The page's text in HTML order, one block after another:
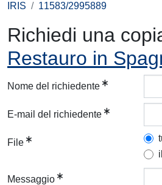
IRIS 11583/2995889
Richiedi una
Restauro in
Nome del richiedente
E-mail del richiedente
File
Messaggio